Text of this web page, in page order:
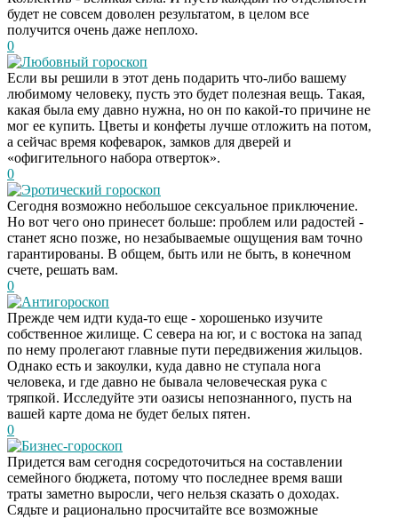
будет не совсем доволен результатом, в целом все
получится очень даже неплохо.
0
Любовный гороскоп
Если вы решили в этот день подарить что-либо вашему
любимому человеку, пусть это будет полезная вещь. Такая,
какая была ему давно нужна, но он по какой-то причине не
мог ее купить. Цветы и конфеты лучше отложить на потом,
а сейчас время кофеварок, замков для дверей и
«офигительного набора отверток».
0
Эротический гороскоп
Сегодня возможно небольшое сексуальное приключение.
Но вот чего оно принесет больше: проблем или радостей -
станет ясно позже, но незабываемые ощущения вам точно
гарантированы. В общем, быть или не быть, в конечном
счете, решать вам.
0
Антигороскоп
Прежде чем идти куда-то еще - хорошенько изучите
собственное жилище. С севера на юг, и с востока на запад
по нему пролегают главные пути передвижения жильцов.
Однако есть и закоулки, куда давно не ступала нога
человека, и где давно не бывала человеческая рука с
тряпкой. Исследуйте эти оазисы непознанного, пусть на
вашей карте дома не будет белых пятен.
0
Бизнес-гороскоп
Придется вам сегодня сосредоточиться на составлении
семейного бюджета, потому что последнее время ваши
траты заметно выросли, чего нельзя сказать о доходах.
Сядьте и рационально просчитайте все возможные